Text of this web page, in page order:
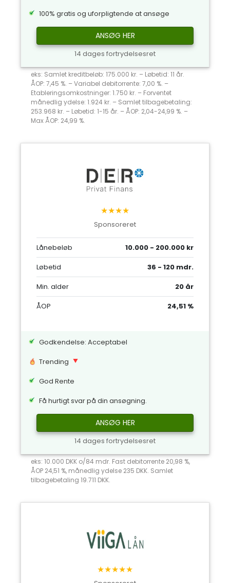
100% gratis og uforpligtende at ansøge
ANSØG HER
14 dages fortrydelsesret
eks: Samlet kreditbeløb: 175.000 kr. – Løbetid: 11 år.
ÅOP: 7,45 %. – Variabel debitorrente: 7,00 %. –
Etableringsomkostninger: 1.750 kr. – Forventet
månedlig ydelse: 1.924 kr. – Samlet tilbagebetaling:
253.968 kr. – Løbetid: 1-15 år. – ÅOP: 2,04-24,99 %. –
Max ÅOP: 24,99 %.
★★★★
Sponsoreret
Lånebeløb
10.000 - 200.000 kr
Løbetid
36 - 120 mdr.
Min. alder
20 år
ÅOP
24,51 %
Godkendelse: Acceptabel
Trending
God Rente
Få hurtigt svar på din ansøgning.
ANSØG HER
14 dages fortrydelsesret
eks: 10.000 DKK o/84 mdr. Fast debitorrente 20,98 %,
ÅOP 24,51 %, månedlig ydelse 235 DKK. Samlet
tilbagebetaling 19.711 DKK.
★★★★★